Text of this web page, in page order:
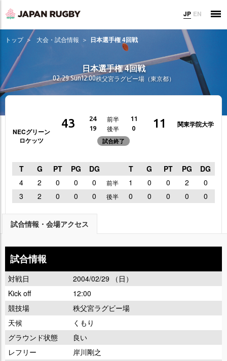
JP EN
トップ 大会・試合情報 日本選手権 4回戦
日本選手権 4回戦
02.29 Sun12:00秩父宮ラグビー場（東京都）
NECグリーン
ロケッツ
43 24 前半
11
19
後半 0
試合終了
11 関東学院大学
T G PT PG DG T G PT PG
DG
4
2 0 0 0 前半 1 0 0 2
0
3
2 0 0 0 後半 0 0 0 0 0
試合情報・会場アクセス
試合情報
対戦日
2004/02/29 （日）
Kick off
12:00
競技場
秩父宮ラグビー場
天候
くもり
グラウンド状態
良い
レフリー
岸川剛之